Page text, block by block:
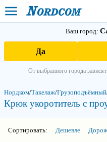
Ваш город:
Да
От выбранного города
Нордком/Такелаж/Грузоподъёмный
Крюк укоротитель с
Сортировать: Дешевле